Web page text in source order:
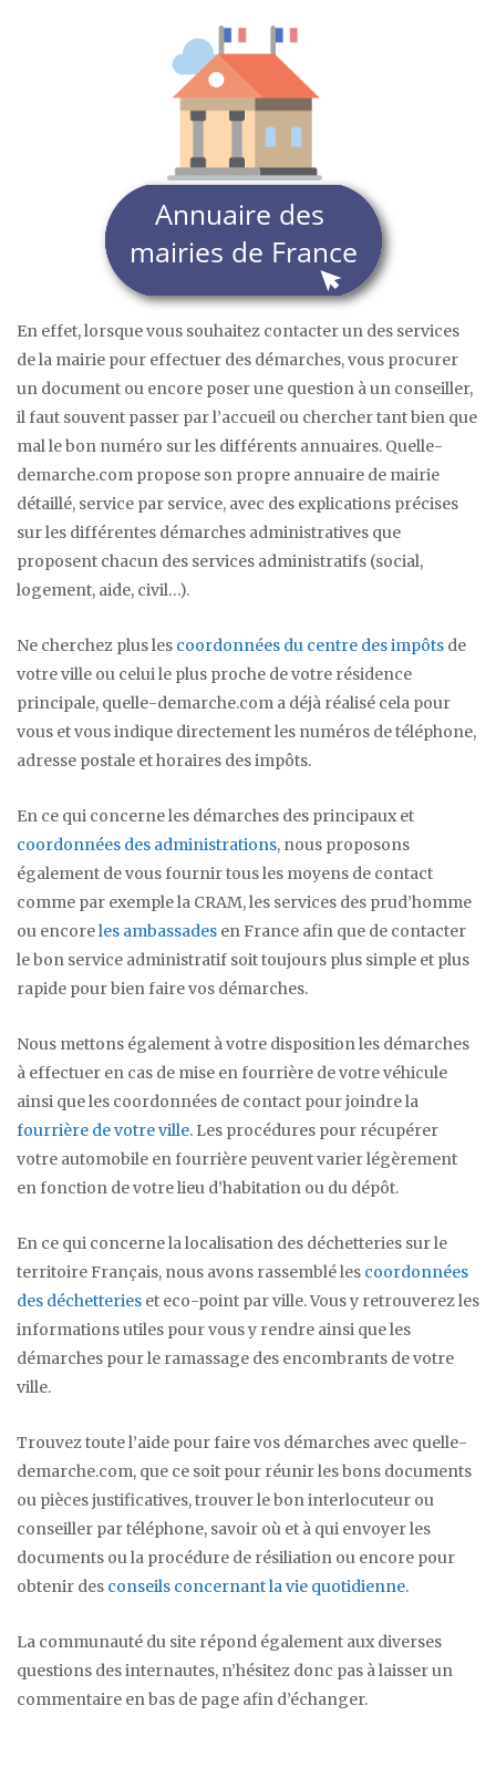
En effet, lorsque vous souhaitez contacter un des services
de la mairie pour effectuer des démarches, vous procurer
un document ou encore poser une question à un conseiller,
il faut souvent passer par l’accueil ou chercher tant bien que
mal le bon numéro sur les différents annuaires. Quelle-
demarche.com propose son propre annuaire de mairie
détaillé, service par service, avec des explications précises
sur les différentes démarches administratives que
proposent chacun des services administratifs (social,
logement, aide, civil…).
Ne cherchez plus les coordonnées du centre des impôts de
votre ville ou celui le plus proche de votre résidence
principale, quelle-demarche.com a déjà réalisé cela pour
vous et vous indique directement les numéros de téléphone,
adresse postale et horaires des impôts.
En ce qui concerne les démarches des principaux et
coordonnées des administrations, nous proposons
également de vous fournir tous les moyens de contact
comme par exemple la CRAM, les services des prud’homme
ou encoreles ambassades en France afin que de contacter
le bon service administratif soit toujours plus simple et plus
rapide pour bien faire vos démarches.
Nous mettons également à votre disposition les démarches
à effectuer en cas de mise en fourrière de votre véhicule
ainsi que les coordonnées de contact pour joindre la
fourrière de votre ville. Les procédures pour récupérer
votre automobile en fourrière peuvent varier légèrement
en fonction de votre lieu d’habitation ou du dépôt.
En ce qui concerne la localisation des déchetteries sur le
territoire Français, nous avons rassemblé les coordonnées
des déchetteries et eco-point par ville. Vous y retrouverez les
informations utiles pour vous y rendre ainsi que les
démarches pour le ramassage des encombrants de votre
ville.
Trouvez toute l’aide pour faire vos démarches avec quelle-
demarche.com, que ce soit pour réunir les bons documents
ou pièces justificatives, trouver le bon interlocuteur ou
conseiller par téléphone, savoir où et à qui envoyer les
documents ou la procédure de résiliation ou encore pour
obtenir des conseils concernant la vie quotidienne.
La communauté du site répond également aux diverses
questions des internautes, n’hésitez donc pas à laisser un
commentaire en bas de page afin d’échanger.